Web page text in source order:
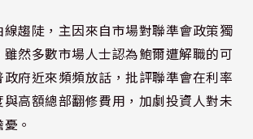
趨陡，主因來自市場對聯準會政策獨
然多數市場人士認為鮑爾遭解職的可
府近來頻頻放話，批評聯準會在利率
高額總部翻修費用，加劇投資人對未
。